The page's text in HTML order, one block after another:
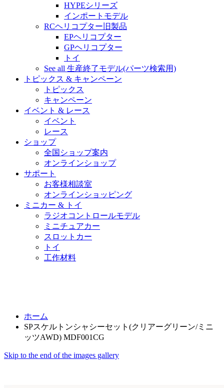
HYPEシリーズ
インポートモデル
RCヘリコプター旧製品
EPヘリコプター
GPヘリコプター
トイ
See all 生産終了モデル(パーツ検索用)
トピックス & キャンペーン
トピックス
キャンペーン
イベント & レース
イベント
レース
ショップ
全国ショップ案内
オンラインショップ
サポート
お客様相談室
オンラインショッピング
ミニカー & トイ
ラジオコントロールモデル
ミニチュアカー
スロットカー
トイ
工作材料
ホーム
SPスケルトンシャシーセット(クリアーグリーン/ミニ
ッツAWD) MDF001CG
Skip to the end of the images gallery